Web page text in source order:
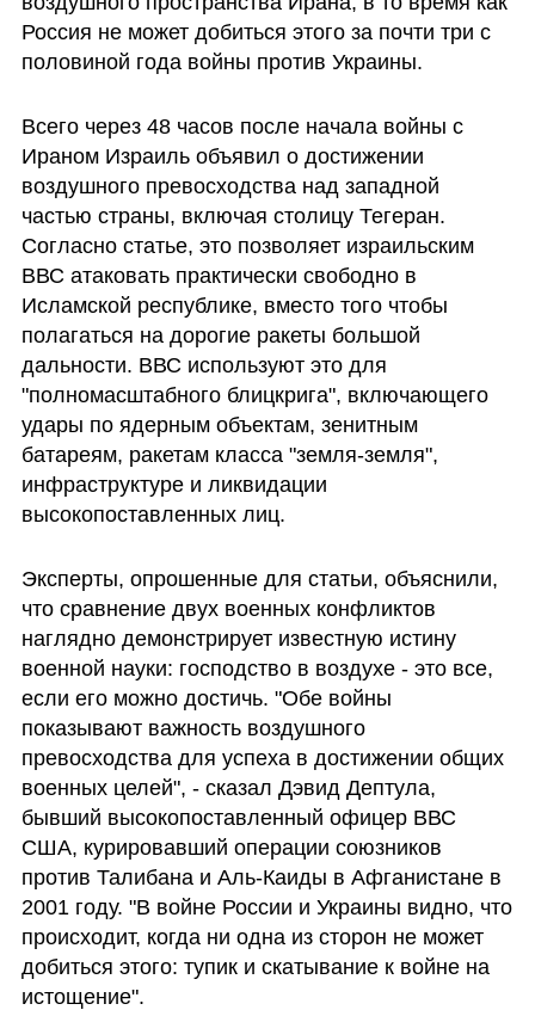
Россия не может добиться этого за почти три с
половиной года войны против Украины.
Всего через 48 часов после начала войны с
Ираном Израиль объявил о достижении
воздушного превосходства над западной
частью страны, включая столицу Тегеран.
Согласно статье, это позволяет израильским
ВВС атаковать практически свободно в
Исламской республике, вместо того чтобы
полагаться на дорогие ракеты большой
дальности. ВВС используют это для
"полномасштабного блицкрига", включающего
удары по ядерным объектам, зенитным
батареям, ракетам класса "земля-земля",
инфраструктуре и ликвидации
высокопоставленных лиц.
Эксперты, опрошенные для статьи, объяснили,
что сравнение двух военных конфликтов
наглядно демонстрирует известную истину
военной науки: господство в воздухе - это все,
если его можно достичь. "Обе войны
показывают важность воздушного
превосходства для успеха в достижении общих
военных целей", - сказал Дэвид Дептула,
бывший высокопоставленный офицер ВВС
США, курировавший операции союзников
против Талибана и Аль-Каиды в Афганистане в
2001 году. "В войне России и Украины видно, что
происходит, когда ни одна из сторон не может
добиться этого: тупик и скатывание к войне на
истощение".